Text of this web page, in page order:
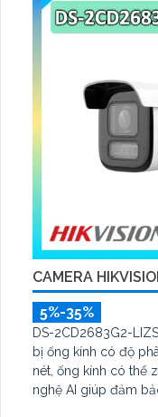
CAMERA
5%-35%
DS-2CD2683G2-
bị ống kính có độ
nét, ống kính có thể
nghệ AI giúp đảm